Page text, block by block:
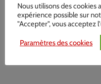
Nous utilisons des cookies
expérience possible sur
"Accepter", vous acceptez
Paramètres des cookies